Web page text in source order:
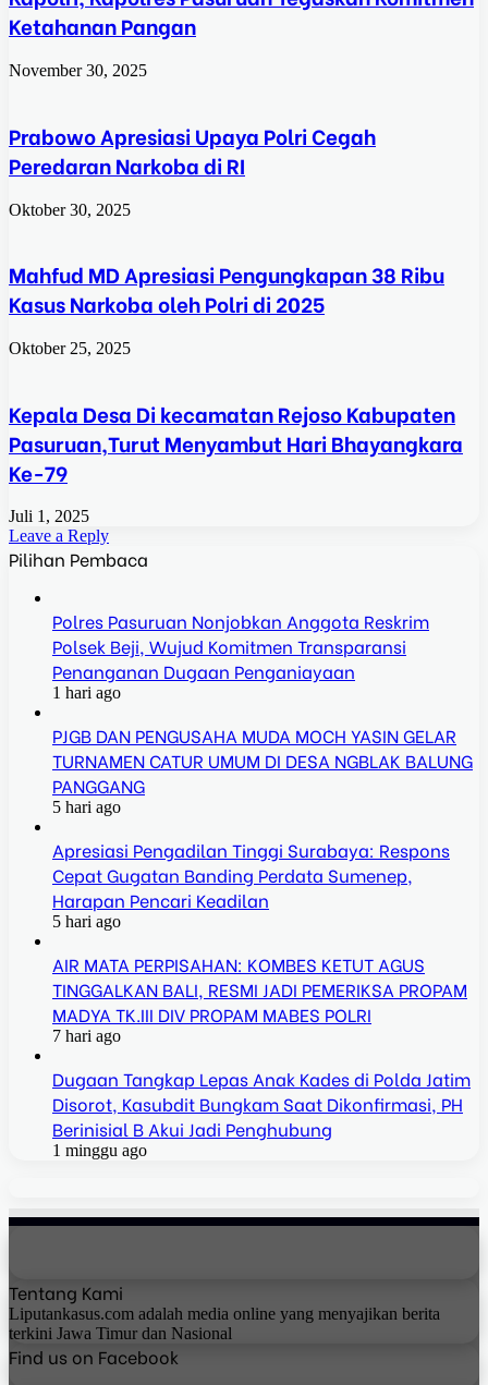
Ketahanan Pangan
November 30, 2025
Prabowo Apresiasi Upaya Polri Cegah
Peredaran Narkoba di RI
Oktober 30, 2025
Mahfud MD Apresiasi Pengungkapan 38 Ribu
Kasus Narkoba oleh Polri di 2025
Oktober 25, 2025
Kepala Desa Di kecamatan Rejoso Kabupaten
Pasuruan,Turut Menyambut Hari Bhayangkara
Ke-79
Juli 1, 2025
Leave a Reply
Pilihan Pembaca
Polres Pasuruan Nonjobkan Anggota Reskrim
Polsek Beji, Wujud Komitmen Transparansi
Penanganan Dugaan Penganiayaan
1 hari ago
PJGB DAN PENGUSAHA MUDA MOCH YASIN GELAR
TURNAMEN CATUR UMUM DI DESA NGBLAK BALUNG
PANGGANG
5 hari ago
Apresiasi Pengadilan Tinggi Surabaya: Respons
Cepat Gugatan Banding Perdata Sumenep,
Harapan Pencari Keadilan
5 hari ago
AIR MATA PERPISAHAN: KOMBES KETUT AGUS
TINGGALKAN BALI, RESMI JADI PEMERIKSA PROPAM
MADYA TK.III DIV PROPAM MABES POLRI
7 hari ago
Dugaan Tangkap Lepas Anak Kades di Polda Jatim
Disorot, Kasubdit Bungkam Saat Dikonfirmasi, PH
Berinisial B Akui Jadi Penghubung
1 minggu ago
Tentang Kami
Liputankasus.com adalah media online yang menyajikan berita
terkini Jawa Timur dan Nasional
Find us on Facebook